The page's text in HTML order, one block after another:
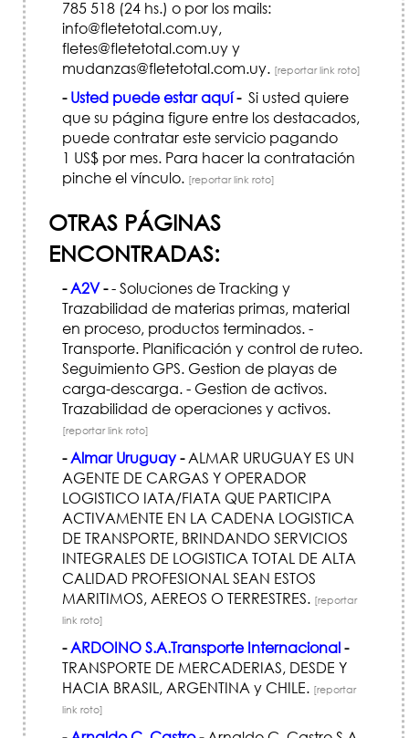
785 518 (24 hs.) o por los mails:
info@fletetotal.com.uy,
fletes@fletetotal.com.uy y
mudanzas@fletetotal.com.uy. [reportar link roto]
- Usted puede estar aquí-Si usted quiere
que su página figure entre los destacados,
puede contratar este servicio pagando
1 US$ por mes. Para hacer la contratación
pinche el vínculo. [reportar link roto]
OTRAS PÁGINAS
ENCONTRADAS:
-A2V-- Soluciones de Tracking y
Trazabilidad de materias primas, material
en proceso, productos terminados. -
Transporte. Planificación y control de ruteo.
Seguimiento GPS. Gestion de playas de
carga-descarga. - Gestion de activos.
Trazabilidad de operaciones y activos.
[reportar link roto]
-Almar Uruguay-ALMAR URUGUAY ES UN
AGENTE DE CARGAS Y OPERADOR
LOGISTICO IATA/FIATA QUE PARTICIPA
ACTIVAMENTE EN LA CADENA LOGISTICA
DE TRANSPORTE, BRINDANDO SERVICIOS
INTEGRALES DE LOGISTICA TOTAL DE ALTA
CALIDAD PROFESIONAL SEAN ESTOS
MARITIMOS, AEREOS O TERRESTRES. [reportar
link roto]
-ARDOINO S.A.Transporte Internacional-
TRANSPORTE DE MERCADERIAS, DESDE Y
HACIA BRASIL, ARGENTINA y CHILE. [reportar
link roto]